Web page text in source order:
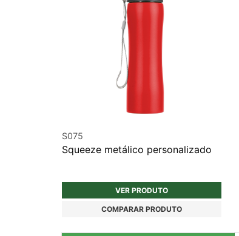
S075
Squeeze metálico personalizado
VER PRODUTO
COMPARAR PRODUTO